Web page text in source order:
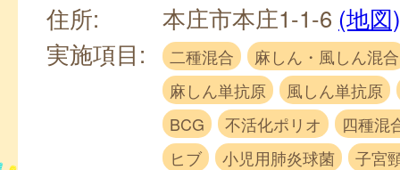
住所:
本庄市本庄1-1-6 (地図)
実施項目:
二種混合
麻しん・風しん混合
麻しん単抗原
風しん単抗原
BCG
不活化ポリオ
四種混
ヒブ
小児用肺炎球菌
子宮